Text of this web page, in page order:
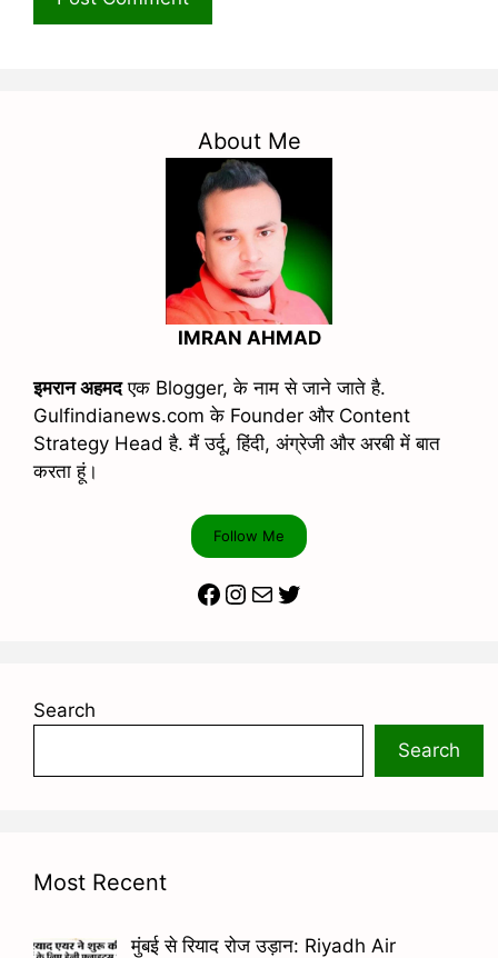
About Me
IMRAN AHMAD
इमरान अहमदएक Blogger, के नाम से जाने जाते है.
Gulfindianews.com के Founder और Content
Strategy Head है. मैं उर्दू, हिंदी, अंग्रेजी और अरबी में बात
करता हूं।
Follow Me
Facebook
Instagram
MailTwitter
Search
Search
Most Recent
मुंबई से रियाद रोज उड़ान: Riyadh Air